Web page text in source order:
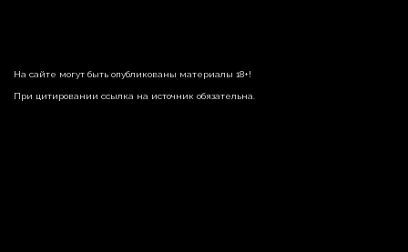
На сайте могут быть опубликованы материалы 18+!
При цитировании ссылка на источник обязательна.